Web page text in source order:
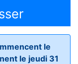
le
le jeudi 31